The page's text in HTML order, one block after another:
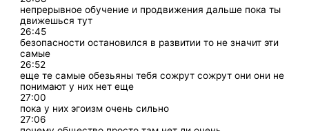
непрерывное обучение и продвижения дальше пока ты
движешься тут
26:45
безопасности остановился в развитии то не значит эти
самые
26:52
еще те самые обезьяны тебя сожрут сожрут они они не
понимают у них нет еще
27:00
пока у них эгоизм очень сильно
27:06